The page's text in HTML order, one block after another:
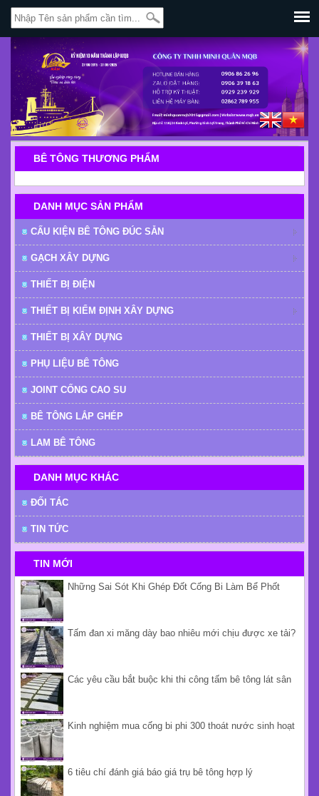
BÊ TÔNG THƯƠNG PHẨM
DANH MỤC SẢN PHẨM
CẤU KIỆN BÊ TÔNG ĐÚC SẴN
GẠCH XÂY DỰNG
THIẾT BỊ ĐIỆN
THIẾT BỊ KIỂM ĐỊNH XÂY DỰNG
THIẾT BỊ XÂY DỰNG
PHỤ LIỆU BÊ TÔNG
JOINT CỐNG CAO SU
BÊ TÔNG LẮP GHÉP
LAM BÊ TÔNG
DANH MỤC KHÁC
ĐỐI TÁC
TIN TỨC
TIN MỚI
Những Sai Sót Khi Ghép Đốt Cống Bi Làm Bể Phốt
Tấm đan xi măng dày bao nhiêu mới chịu được xe tải?
Các yêu cầu bắt buộc khi thi công tấm bê tông lát sân
Kinh nghiệm mua cống bi phi 300 thoát nước sinh hoạt
6 tiêu chí đánh giá báo giá trụ bê tông hợp lý